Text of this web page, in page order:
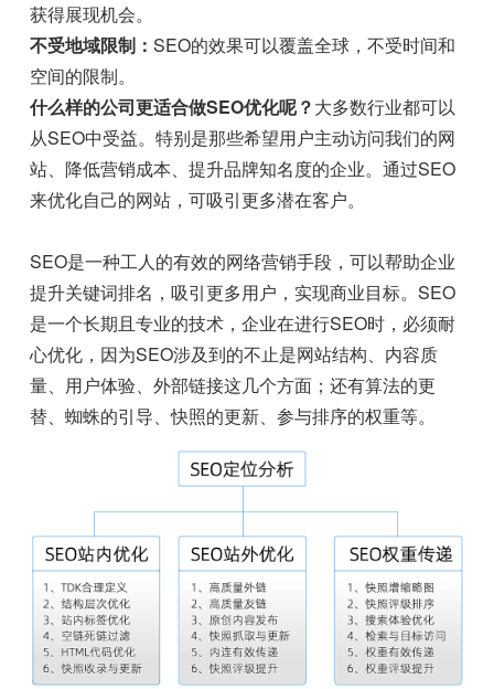
获得展现机会。
不受地域限制：SEO的效果可以覆盖全球，不受时间和
空间的限制。
什么样的公司更适合做SEO优化呢？大多数行业都可以
从SEO中受益。特别是那些希望用户主动访问我们的网
站、降低营销成本、提升品牌知名度的企业。通过SEO
来优化自己的网站，可吸引更多潜在客户。
SEO是一种工人的有效的网络营销手段，可以帮助企业
提升关键词排名，吸引更多用户，实现商业目标。SEO
是一个长期且专业的技术，企业在进行SEO时，必须耐
心优化，因为SEO涉及到的不止是网站结构、内容质
量、用户体验、外部链接这几个方面；还有算法的更
替、蜘蛛的引导、快照的更新、参与排序的权重等。